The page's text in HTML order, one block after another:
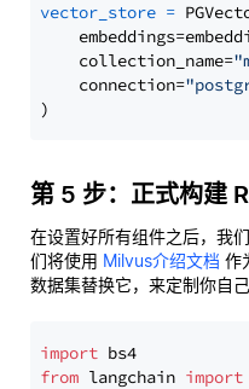
vector_store =
    collection_name=
    connection=
第 5 步：正式构建
在设置好所有组件之后，我
们将使用 Milvus介绍文档 作
数据集替换它，来定制你自
import
from langchain import